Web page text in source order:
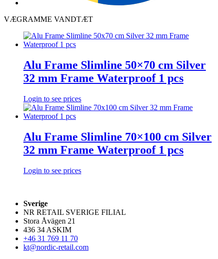
VÆGRAMME VANDTÆT
Alu Frame Slimline 50×70 cm Silver
32 mm Frame Waterproof 1 pcs
Login to see prices
Alu Frame Slimline 70×100 cm Silver
32 mm Frame Waterproof 1 pcs
Login to see prices
Sverige
NR RETAIL SVERIGE FILIAL
Stora Åvägen 21
436 34 ASKIM
+46 31 769 11 70
kt@nordic-retail.com